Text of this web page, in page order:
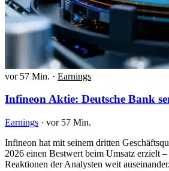
vor 57 Min. · Earnings
Infineon Aktie: Deutsche Bank
Earnings · vor 57 Min.
Infineon hat mit seinem dritten
2026 einen Bestwert beim Umsatz erzielt
Reaktionen der Analysten weit